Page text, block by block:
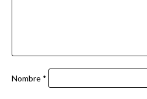
Nombre *